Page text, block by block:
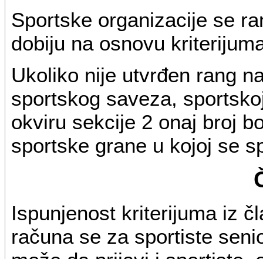
Sportske organizacije se
dobiju na osnovu
Ukoliko nije utvrđen rang
sportskog saveza,
okviru sekcije 2 onaj broj
sportske grane u kojoj se
Ispunjenost kriterijuma iz
računa se za sportiste